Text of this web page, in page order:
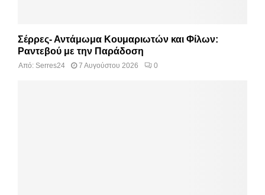
Σέρρες- Αντάμωμα Κουμαριωτών και Φίλων:
Ραντεβού με την Παράδοση
Από: Serres24 7 Αυγούστου 2026 0